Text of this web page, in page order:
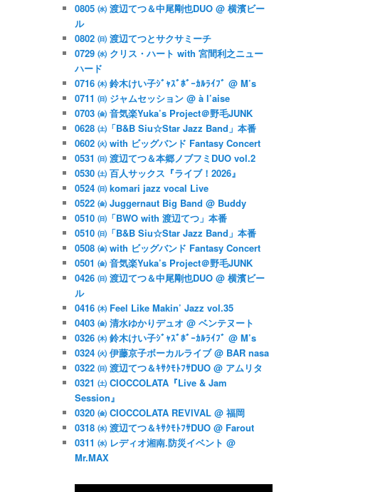
0805 ㈬ 渡辺てつ＆中尾剛也DUO @ 横濱ビー
ル
0802 ㈰ 渡辺てつとサクサミーチ
0729 ㈬ クリス・ハート with 宮間利之ニュー
ハード
0716 ㈭ 鈴木けい子ｼﾞｬｽﾞﾎﾞｰｶﾙﾗｲﾌﾞ @ M’s
0711 ㈰ ジャムセッション @ à l’aise
0703 ㈮ 音気楽Yuka’s Project＠野毛JUNK
0628 ㈯「B&B Siu☆Star Jazz Band」本番
0602 ㈫ with ビッグバンド Fantasy Concert
0531 ㈰ 渡辺てつ＆本郷ノブフミDUO vol.2
0530 ㈯ 百人サックス『ライブ！2026』
0524 ㈰ komari jazz vocal Live
0522 ㈮ Juggernaut Big Band @ Buddy
0510 ㈰「BWO with 渡辺てつ」本番
0510 ㈰「B&B Siu☆Star Jazz Band」本番
0508 ㈮ with ビッグバンド Fantasy Concert
0501 ㈮ 音気楽Yuka’s Project＠野毛JUNK
0426 ㈰ 渡辺てつ＆中尾剛也DUO @ 横濱ビー
ル
0416 ㈭ Feel Like Makin’ Jazz vol.35
0403 ㈮ 清水ゆかりデュオ @ ベンテヌート
0326 ㈭ 鈴木けい子ｼﾞｬｽﾞﾎﾞｰｶﾙﾗｲﾌﾞ @ M’s
0324 ㈫ 伊藤京子ボーカルライブ @ BAR nasa
0322 ㈰ 渡辺てつ＆ｷｻｸﾓﾄﾌｻDUO @ アムリタ
0321 ㈯ CIOCCOLATA『Live & Jam
Session』
0320 ㈮ CIOCCOLATA REVIVAL @ 福岡
0318 ㈬ 渡辺てつ＆ｷｻｸﾓﾄﾌｻDUO @ Farout
0311 ㈬ レディオ湘南.防災イベント @
Mr.MAX